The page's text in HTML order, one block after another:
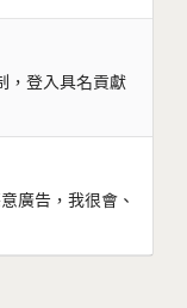
，登入具名貢獻
廣告，我很會、